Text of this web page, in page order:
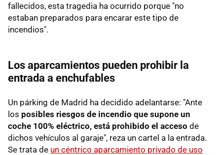
fallecidos, esta tragedia ha ocurrido porque "no
estaban preparados para encarar este tipo de
incendios".
Los aparcamientos pueden prohibir la
entrada a enchufables
Un párking de Madrid ha decidido adelantarse: "Ante
los posibles riesgos de incendio que supone un
coche 100% eléctrico, está prohibido el acceso de
dichos vehículos al garaje", reza un cartel a la entrada.
Se trata de un céntrico aparcamiento privado de uso